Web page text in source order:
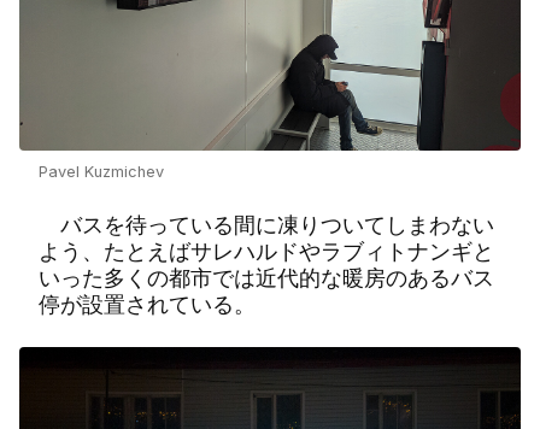
Pavel Kuzmichev
バスを待っている間に凍りついてしまわない
よう、たとえばサレハルドやラブィトナンギと
いった多くの都市では近代的な暖房のあるバス
停が設置されている。